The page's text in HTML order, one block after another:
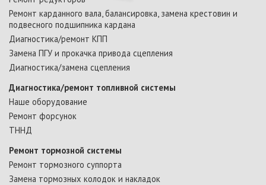
Ремонт карданного вала, балансировка, замена крестовин и
подвесного подшипника кардана
Диагностика/ремонт КПП
Замена ПГУ и прокачка привода сцепления
Диагностика/замена сцепления
Диагностика/ремонт топливной системы
Наше оборудование
Ремонт форсунок
ТННД
Ремонт тормозной системы
Ремонт тормозного суппорта
Замена тормозных колодок и накладок